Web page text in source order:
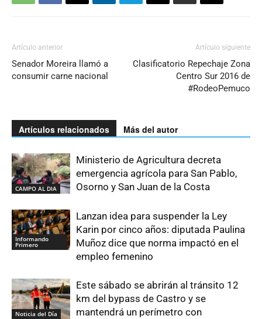
Artículo anterior
Senador Moreira llamó a
consumir carne nacional
Artículo siguiente
Clasificatorio Repechaje Zona
Centro Sur 2016 de
#RodeoPemuco
Artículos relacionados Más del autor
CAMPO AL DIA
Ministerio de Agricultura decreta
emergencia agrícola para San Pablo,
Osorno y San Juan de la Costa
Informando
Primero
Lanzan idea para suspender la Ley
Karin por cinco años: diputada Paulina
Muñoz dice que norma impactó en el
empleo femenino
Noticia del Día
Este sábado se abrirán al tránsito 12
km del bypass de Castro y se
mantendrá un perímetro con